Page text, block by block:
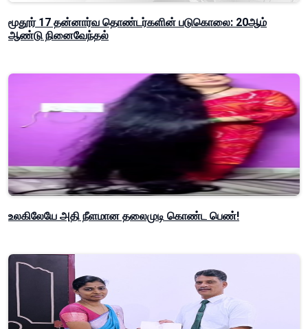
மூதூர் 17 தன்னார்வ தொண்டர்களின் படுகொலை: 20ஆம்
ஆண்டு நினைவேந்தல்
உலகிலேயே அதி நீளமான தலைமுடி கொண்ட பெண்!